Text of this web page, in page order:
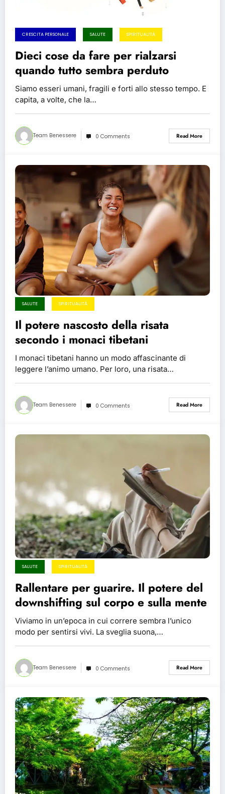
CRESCITA PERSONALE SALUTE SPIRITUALITÀ
Dieci cose da fare per rialzarsi
quando tutto sembra perduto
Siamo esseri umani, fragili e forti allo stesso tempo. E
capita, a volte, che la…
Team Benessere 0 Comments Read More
SALUTE SPIRITUALITÀ
Il potere nascosto della risata
secondo i monaci tibetani
I monaci tibetani hanno un modo affascinante di
leggere l’animo umano. Per loro, una risata…
Team Benessere 0 Comments Read More
SALUTE SPIRITUALITÀ
Rallentare per guarire. Il potere del
downshifting sul corpo e sulla mente
Viviamo in un’epoca in cui correre sembra l’unico
modo per sentirsi vivi. La sveglia suona,…
Team Benessere 0 Comments Read More